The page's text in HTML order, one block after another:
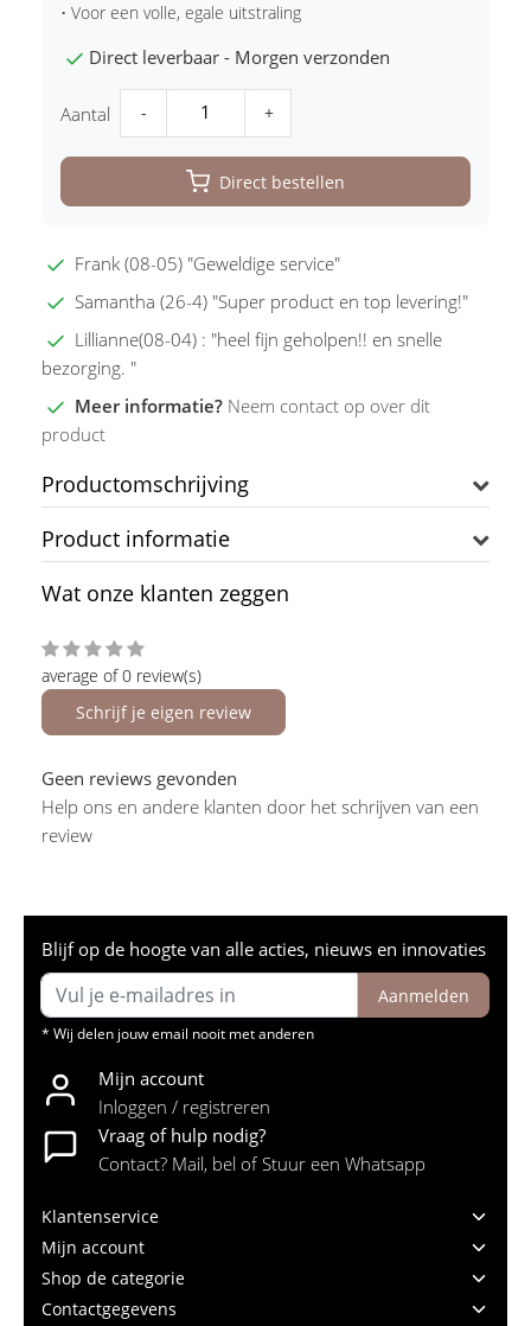
• Voor een volle, egale uitstraling
Direct leverbaar - Morgen verzonden
Aantal - +
Direct bestellen
Frank (08-05) "Geweldige service"
Samantha (26-4) "Super product en top levering!"
Lillianne(08-04) : "heel fijn geholpen!! en snelle
bezorging. "
Meer informatie? Neem contact op over dit
product
Productomschrijving
Product informatie
Wat onze klanten zeggen
average of 0 review(s)
Schrijf je eigen review
Geen reviews gevonden
Help ons en andere klanten door het schrijven van een
review
Blijf op de hoogte van alle acties, nieuws en innovaties
Aanmelden
* Wij delen jouw email nooit met anderen
Mijn account
Inloggen / registreren
Vraag of hulp nodig?
Contact? Mail, bel of Stuur een Whatsapp
Klantenservice
Mijn account
Shop de categorie
Contactgegevens